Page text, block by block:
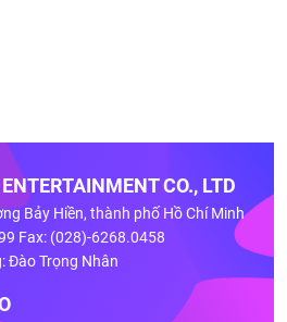
CO., LTD
Bảy Hiền, thành phố Hồ Chí Minh
Fax: (028)-6268.0458
Đào Trọng Nhân